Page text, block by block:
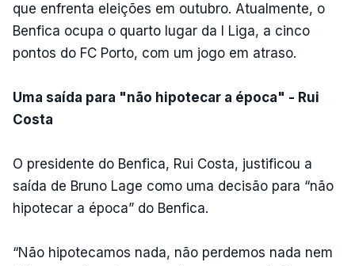
que enfrenta eleições em outubro. Atualmente, o
Benfica ocupa o quarto lugar da I Liga, a cinco
pontos do FC Porto, com um jogo em atraso.
Uma saída para "não hipotecar a época" - Rui
Costa
O presidente do Benfica, Rui Costa, justificou a
saída de Bruno Lage como uma decisão para “não
hipotecar a época” do Benfica.
“Não hipotecamos nada, não perdemos nada nem